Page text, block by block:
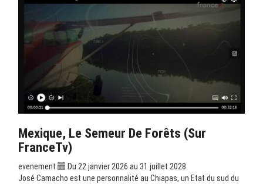
Mexique, Le Semeur De Forêts (sur
FranceTv)
evenement
Du 22 janvier 2026 au 31 juillet 2028
José Camacho est une personnalité au Chiapas, un Etat du sud du